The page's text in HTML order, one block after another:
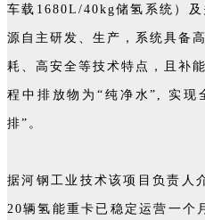
车载1680L/40kg储氢系统）
源自主研发、生产，系统具备
耗、高安全等技术特点，且补
程中排放物为“纯净水”, 实现
排”。
据河钢工业技术该项目负责人
20辆氢能重卡已稳定运营一个